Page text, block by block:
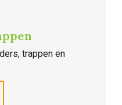
trappen en